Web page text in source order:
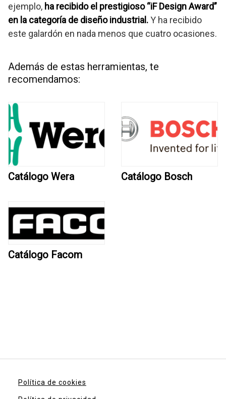
ejemplo, ha recibido el prestigioso “iF Design Award”
en la categoría de diseño industrial.Y ha recibido
este galardón en nada menos que cuatro ocasiones.
Además de estas herramientas, te
recomendamos:
Catálogo Wera Catálogo Bosch
Catálogo Facom
Política de cookies